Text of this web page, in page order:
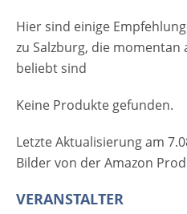
Hier sind einige
zu Salzburg, die momentan
beliebt sind
Keine Produkte gefunden.
Letzte Aktualisierung am
Bilder von der Amazon
VERANSTALTER